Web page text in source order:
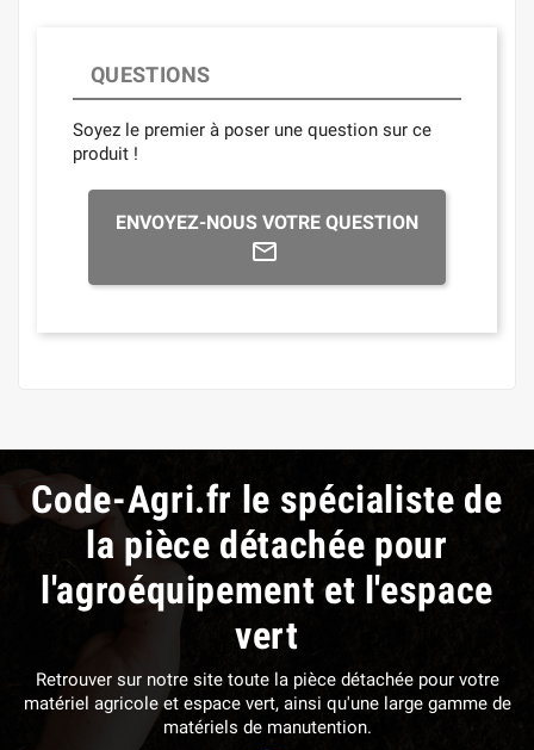
QUESTIONS
Soyez le premier à poser une question sur ce
produit !
ENVOYEZ-NOUS VOTRE QUESTION
Code-Agri.fr le spécialiste de
la pièce détachée pour
l'agroéquipement et l'espace
vert
Retrouver sur notre site toute la pièce détachée pour votre
matériel agricole et espace vert, ainsi qu'une large gamme de
matériels de manutention.